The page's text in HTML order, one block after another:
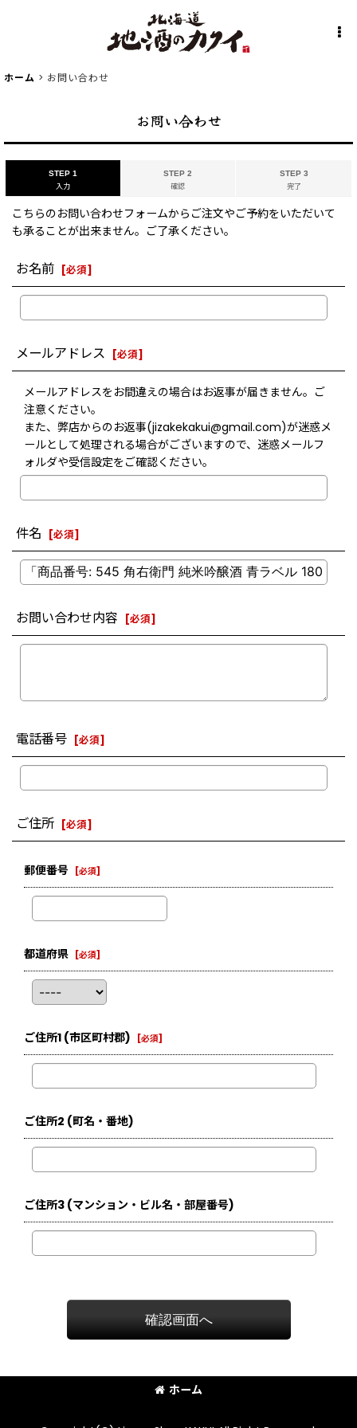
ホーム > お問い合わせ
お問い合わせ
STEP 1
入力
STEP 2
確認
STEP 3
完了
こちらのお問い合わせフォームからご注文やご予約をいただいて
も承ることが出来ません。ご了承ください。
お名前 [必須]
メールアドレス [必須]
メールアドレスをお間違えの場合はお返事が届きません。ご
注意ください。
また、弊店からのお返事(jizakekakui@gmail.com)が迷惑メ
ールとして処理される場合がございますので、迷惑メールフ
ォルダや受信設定をご確認ください。
件名 [必須]
お問い合わせ内容 [必須]
電話番号 [必須]
ご住所 [必須]
郵便番号 [必須]
都道府県 [必須]
ご住所1 (市区町村郡) [必須]
ご住所2 (町名・番地)
ご住所3 (マンション・ビル名・部屋番号)
確認画面へ
ホーム